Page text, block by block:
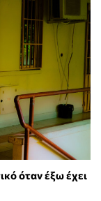
όταν έξω έχει